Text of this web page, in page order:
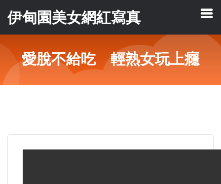
伊甸園美女網紅寫真
愛脫不給吃 輕熟女玩上癮